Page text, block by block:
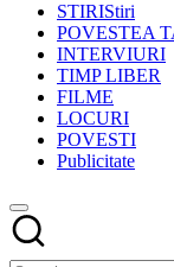
STIRIStiri
POVESTEA
INTERVIURI
TIMP LIBER
FILME
LOCURI
POVESTI
Publicitate